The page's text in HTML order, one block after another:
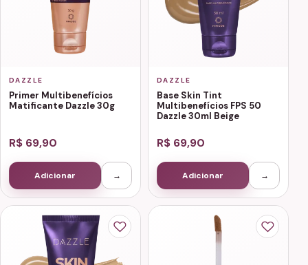
DAZZLE
Primer Multibenefícios
Matificante Dazzle 30g
R$ 69,90
Adicionar →
DAZZLE
Base Skin Tint
Multibenefícios FPS 50
Dazzle 30ml Beige
R$ 69,90
Adicionar →